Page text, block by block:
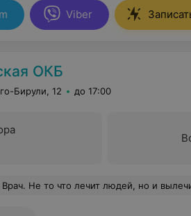
Viber
ОКБ
Бирули, 12 до 17:00
лечит людей, но и вылечивает. Ставит на ноги даже лежащих. Нет